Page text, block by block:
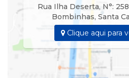
Rua Ilha Deserta, N°: 258
Bombinhas,Santa
Clique aqui para